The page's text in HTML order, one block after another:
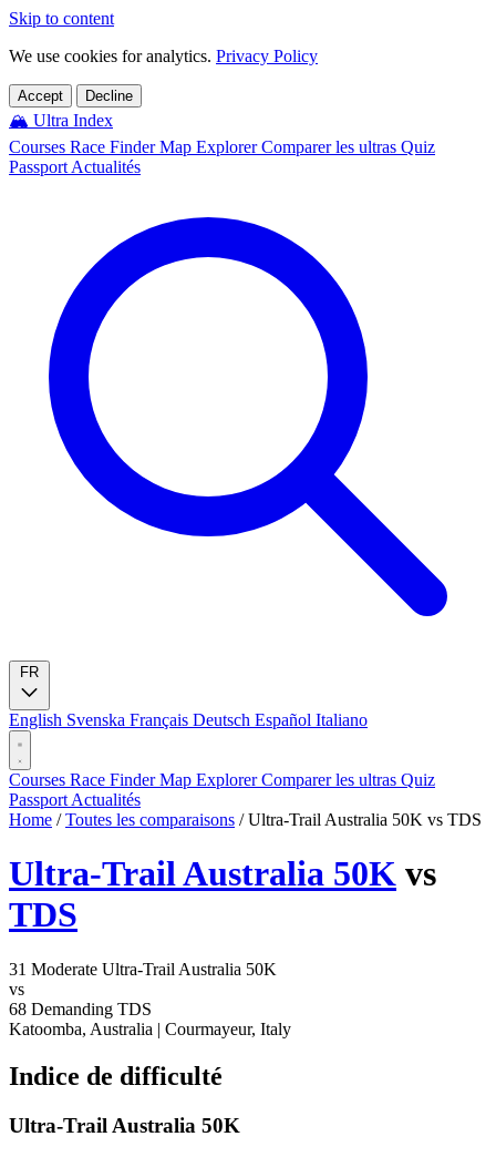
Skip to content
We use cookies for analytics. Privacy Policy
Accept Decline
🏔️ Ultra Index
Courses Race FinderMap ExplorerComparer les ultras Quiz
Passport Actualités
English Svenska Français Deutsch Español Italiano
Courses Race FinderMap ExplorerComparer les ultras Quiz
Passport Actualités
Home / Toutes les comparaisons / Ultra-Trail Australia 50K vs TDS
Ultra-Trail Australia 50K vs
TDS
31 Moderate Ultra-Trail Australia 50K
vs
68 Demanding TDS
Katoomba, Australia | Courmayeur, Italy
Indice de difficulté
Ultra-Trail Australia 50K